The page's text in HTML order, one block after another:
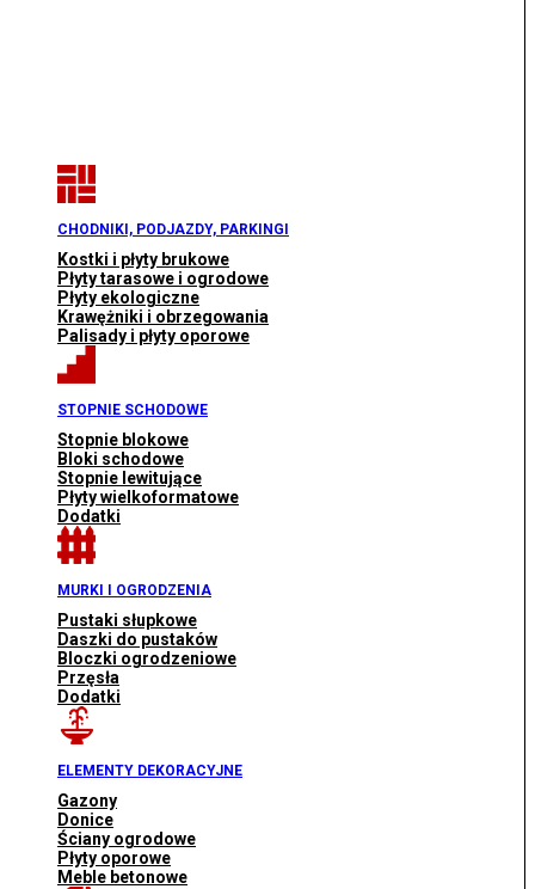
CHODNIKI, PODJAZDY, PARKINGI
Kostki i płyty brukowe
Płyty tarasowe i ogrodowe
Płyty ekologiczne
Krawężniki i obrzegowania
Palisady i płyty oporowe
STOPNIE SCHODOWE
Stopnie blokowe
Bloki schodowe
Stopnie lewitujące
Płyty wielkoformatowe
Dodatki
MURKI I OGRODZENIA
Pustaki słupkowe
Daszki do pustaków
Bloczki ogrodzeniowe
Przęsła
Dodatki
ELEMENTY DEKORACYJNE
Gazony
Donice
Ściany ogrodowe
Płyty oporowe
Meble betonowe